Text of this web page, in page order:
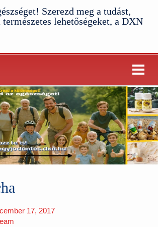
Szerezd meg a tudást,
lehetőségeket, a DXN
17, 2017